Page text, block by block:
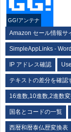
GG!アンテナ
Amazon セール情報サ
SimpleAppLinks -
IP アドレス確認
テキストの差分を確認
16進数,10進数,2進数
国名とコードの一覧
西暦和暦泰仏歴変換表